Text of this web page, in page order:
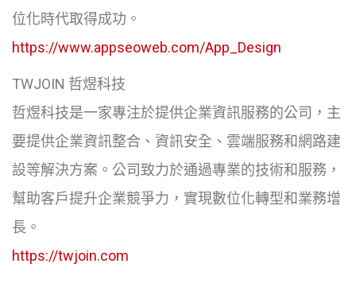
位化時代取得成功。
https://www.appseoweb.com/App_Design
TWJOIN 哲煜科技
哲煜科技是一家專注於提供企業資訊服務的公司，主
要提供企業資訊整合、資訊安全、雲端服務和網路建
設等解決方案。公司致力於通過專業的技術和服務，
幫助客戶提升企業競爭力，實現數位化轉型和業務增
長。
https://twjoin.com